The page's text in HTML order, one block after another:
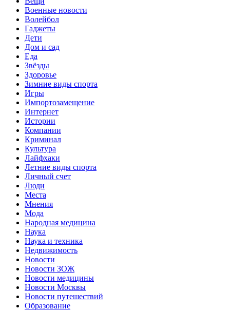
Военные новости
Волейбол
Гаджеты
Дети
Дом и сад
Еда
Звёзды
Здоровье
Зимние виды спорта
Игры
Импортозамещение
Интернет
Истории
Компании
Криминал
Культура
Лайфхаки
Летние виды спорта
Личный счет
Люди
Места
Мнения
Мода
Народная медицина
Наука
Наука и техника
Недвижимость
Новости
Новости ЗОЖ
Новости медицины
Новости Москвы
Новости путешествий
Образование